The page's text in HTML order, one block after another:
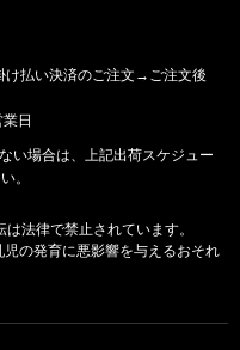
け払い決済のご注文→ご注文後
日
い場合は、上記出荷スケジュー
。
法律で禁止されています。
の発育に悪影響を与えるおそれ